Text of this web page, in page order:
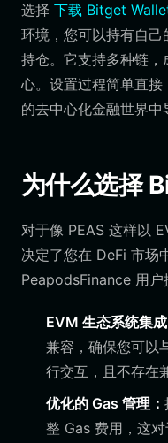
选择 下载 Bitget
环境，您可以持有自
持仓。它支持多种链
心。设置过程简单直
的去中心化金融世界中
为什么选择
对于像 PEAS 这样以
决定了您在 DeFi 市场
PeapodsFinance 用户
EVM 生态系统集成
兼容，确保您可以
行交互，且不存在
优化的 Gas 管理：
整 Gas 费用，这